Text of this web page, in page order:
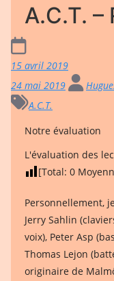
A.C.T. –
15 avril 2019
24 mai 2019
A.C.T.
Notre évaluation
L'évaluation des
[Total: 0
Personnellement,
Jerry Sahlin
voix), Peter Asp
Thomas Lejon
originaire de